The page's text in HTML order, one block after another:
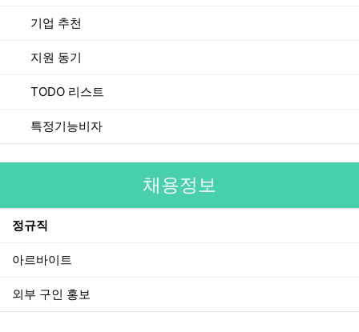
기업 추천
지원 동기
TODO 리스트
특정기능비자
채용정보
정규직
아르바이트
외부 구인 홍보